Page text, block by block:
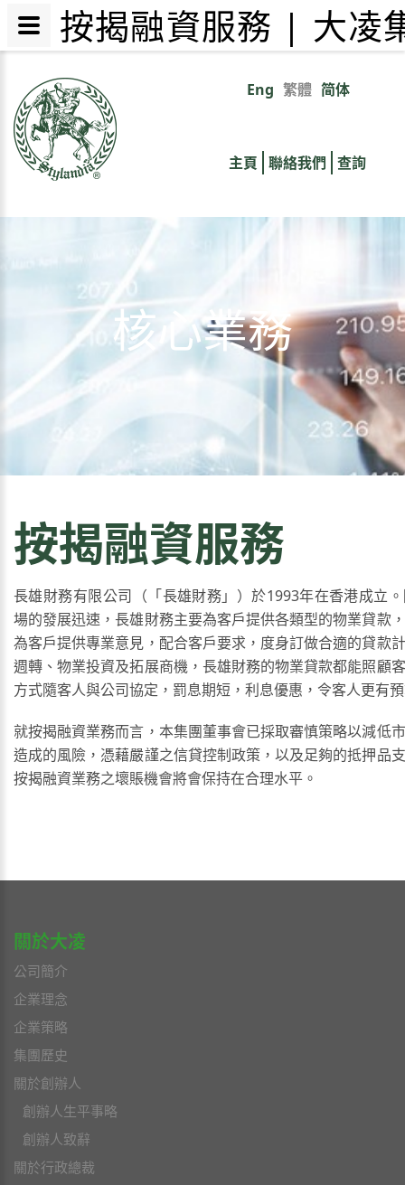
內
Eng 繁體 简体
links
主頁 聯絡我們 查詢
核心業務
按揭融資服務
長雄財務有限公司（「長雄財務」）於1993年在香港成立
場的發展迅速，長雄財務主要為客戶提供各類型的物業貸款
為客戶提供專業意見，配合客戶要求，度身訂做合適的貸款
週轉、物業投資及拓展商機，長雄財務的物業貸款都能照顧
方式隨客人與公司協定，罰息期短，利息優惠，令客人更有
就按揭融資業務而言，本集團董事會已採取審慎策略以減低
造成的風險，憑藉嚴謹之信貸控制政策，以及足夠的抵押品
按揭融資業務之壞賬機會將會保持在合理水平。
關於大凌
公司簡介
企業理念
企業策略
集團歷史
關於創辦人
創辦人生平事略
創辦人致辭
關於行政總裁
按揭融資服務 | 大凌